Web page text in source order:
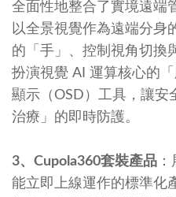
全面性地整合了實境遠端
以全景視覺作為遠端分身
的「手」、控制視角切換
扮演視覺 AI 運算核心的
顯示（OSD）工具，讓安
治療」的即時防護。
3、Cupola360套裝產品
能立即上線運作的標準化